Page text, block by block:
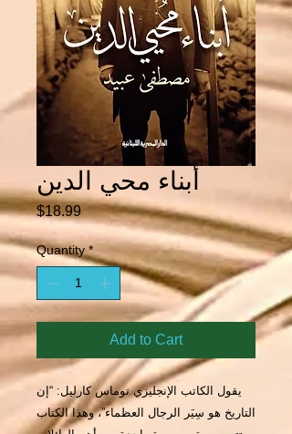
أبناء محي الدين
$18.99Price
Quantity *
Add to Cart
يقول الكاتب الإنجليزي توماس كارليل: “إن
التاريخ هو سِيَر الرجال العظماء”، وهذا الكتاب